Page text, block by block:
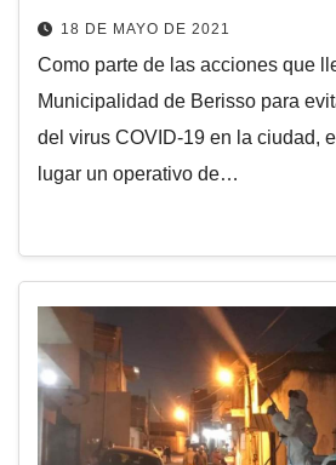
18 DE MAYO DE 2021
Como parte de las acciones que
Municipalidad de Berisso para
del virus COVID-19 en la ciudad,
lugar un operativo de…